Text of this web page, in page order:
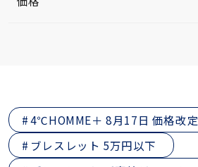
4℃HOMME＋ 8月17日 価格改定
ブレスレット 5万円以下